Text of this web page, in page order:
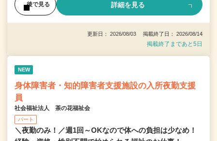
後で見る 詳細を見る
更新日： 2026/08/03 掲載終了日： 2026/08/14
掲載終了まであと5日
NEW
身体障害者・知的障害者支援施設の入所夜勤支援
員
社会福祉法人 茶の花福祉会
パート
＼夜勤のみ！／週1回～OKなので体への負担は少なめ！